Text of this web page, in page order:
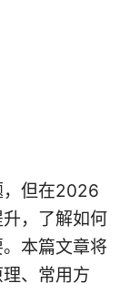
，但在2026
，了解如何
本篇文章将
、常用方